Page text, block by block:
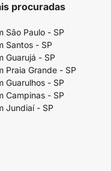
procuradas
São Paulo - SP
Santos - SP
Guarujá - SP
Praia Grande - SP
Guarulhos - SP
Campinas - SP
Jundiaí - SP